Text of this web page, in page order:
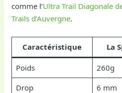
comme l’Ultra Trail Diagonale
Trails d’Auvergne.
Caractéristique La
Poids
260g
Drop
6 mm